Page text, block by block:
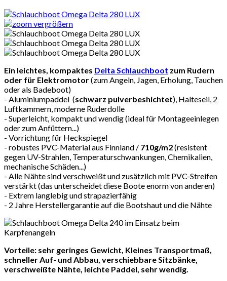
vergrößern
Ein leichtes, kompaktes Delta Schlauchboot zum Rudern
oder für Elektromotor(zum Angeln, Jagen, Erholung, Tauchen
oder als Badeboot)
- Aluminiumpaddel (schwarz pulverbeshichtet), Halteseil, 2
Luftkammern, moderne Ruderdolle
- Superleicht, kompakt und wendig (ideal für Montageeinlegen
oder zum Anfüttern...)
- Vorrichtung für Heckspiegel
- robustes PVC-Material aus Finnland / 710g/m2(resistent
gegen UV-Strahlen, Temperaturschwankungen, Chemikalien,
mechanische Schäden...)
- Alle Nähte sind verschweißt und zusätzlich mit PVC-Streifen
verstärkt (das unterscheidet diese Boote enorm von anderen)
- Extrem langlebig und strapazierfähig
- 2 Jahre Herstellergarantie auf die Bootshaut und die Nähte
Vorteile: sehr geringes Gewicht, Kleines Transportmaß,
schneller Auf- und Abbau, verschiebbare Sitzbänke,
verschweißte Nähte, leichte Paddel, sehr wendig.